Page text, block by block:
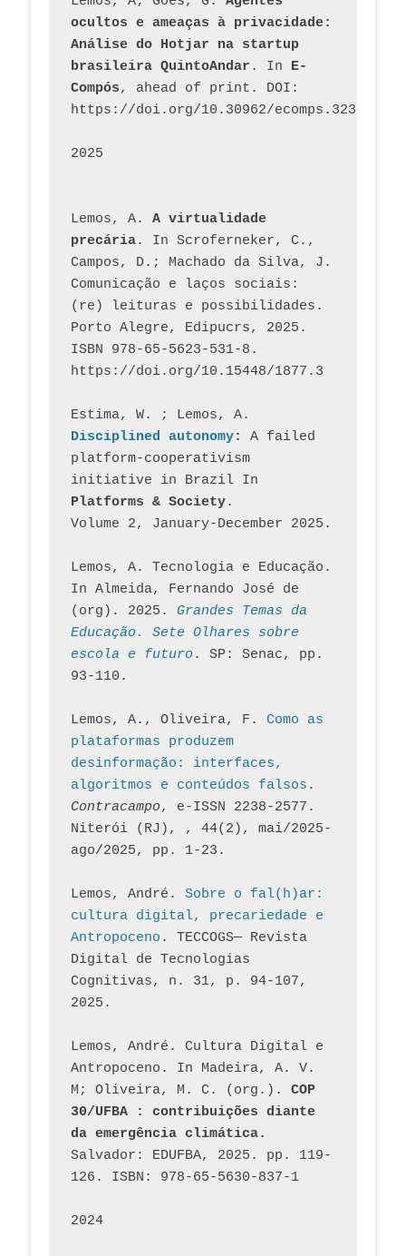
ocultos e ameaças à privacidade:
Análise do Hotjar na startup
brasileira QuintoAndar . In E-
Compós, ahead of print. DOI:
https://doi.org/10.30962/ecomps.3231
2025
Lemos, A. A virtualidade
precária. In Scroferneker, C.,
Campos, D.; Machado da Silva, J.
Comunicação e laços sociais:
(re) leituras e possibilidades.
Porto Alegre, Edipucrs, 2025.
ISBN 978-65-5623-531-8.
https://doi.org/10.15448/1877.3
Estima, W. ; Lemos, A.
Disciplined autonomy: A failed
platform-cooperativism
initiative in Brazil In
Platforms & Society.
Volume 2, January-December 2025.
Lemos, A. Tecnologia e Educação.
In Almeida, Fernando José de
(org). 2025. Grandes Temas da
Educação. Sete Olhares sobre
escola e futuro. SP: Senac, pp.
93-110.
Lemos, A., Oliveira, F. Como as
plataformas produzem
desinformação: interfaces,
algoritmos e conteúdos falsos
Contracampo, e-ISSN 2238-2577.
Niterói (RJ), , 44(2), mai/2025-
ago/2025, pp. 1-23.
Lemos, André. Sobre o fal(h)ar:
cultura digital, precariedade e
Antropoceno . TECCOGS— Revista
Digital de Tecnologias
Cognitivas, n. 31, p. 94-107,
2025.
Lemos, André. Cultura Digital e
Antropoceno. In Madeira, A. V.
M; Oliveira, M. C. (org.). COP
30/UFBA : contribuições diante
da emergência climática.
Salvador: EDUFBA, 2025. pp. 119-
126. ISBN: 978-65-5630-837-1
2024